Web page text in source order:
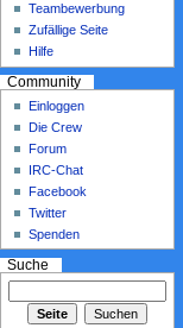
Teambewerbung
Zufällige Seite
Hilfe
Community
Einloggen
Die Crew
Forum
IRC-Chat
Facebook
Twitter
Spenden
Suche